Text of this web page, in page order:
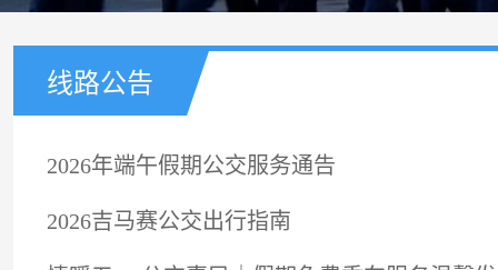
线路公告
2026年端午假期公交服务通告
2026吉马赛公交出行指南